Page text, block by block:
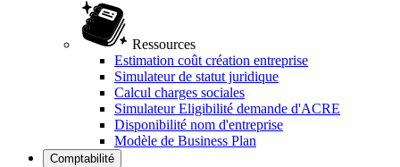
Ressources
Estimation coût création entreprise
Simulateur de statut juridique
Calcul charges sociales
Simulateur Eligibilité demande d'ACRE
Disponibilité nom d'entreprise
Modèle de Business Plan
Comptabilité